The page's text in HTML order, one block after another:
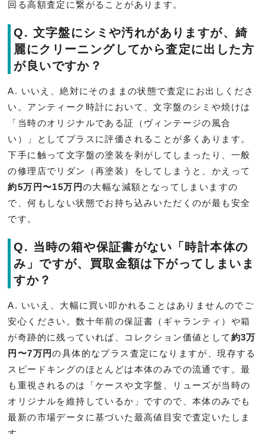
回る高額査定に繋がることがあります。
Q. 文字盤にシミや汚れがありますが、綺
麗にクリーニングしてから査定に出した方
が良いですか？
A. いいえ、絶対にそのままの状態で査定にお出しくださ
い。アンティーク時計において、文字盤のシミや焼けは
「当時のオリジナルである証（ヴィンテージの風合
い）」としてプラスに評価されることが多くあります。
下手に触って文字盤の塗装を剥がしてしまったり、一般
の修理店でリダン（再塗装）をしてしまうと、かえって
約5万円〜15万円の大幅な減額となってしまいますの
で、何もしない状態でお持ち込みいただくのが最も安全
です。
Q. 当時の箱や保証書がない「時計本体の
み」ですが、買取金額は下がってしまいま
すか？
A. いいえ、大幅に買い叩かれることはありませんのでご
安心ください。数十年前の保証書（ギャランティ）や箱
が奇跡的に残っていれば、コレクション価値として 約3万
円〜7万円の具体的なプラス査定になりますが、現存する
スピードキングのほとんどは本体のみでの流通です。最
も重視されるのは「ケースや文字盤、リューズが当時の
オリジナルを維持しているか」ですので、本体のみでも
最新の市場データに基づいた最高値目安で査定いたしま